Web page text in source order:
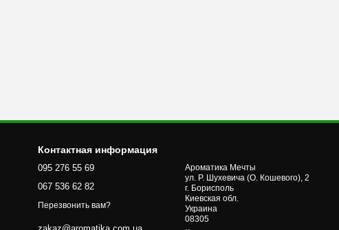
Контактная информация
095 276 55 69
067 536 62 82
Перезвонить вам?
Ароматика Мечты
ул. Р. Шухевича (О. Кошевого), 2
г. Бориcполь
Киевская обл.
Украина
08305